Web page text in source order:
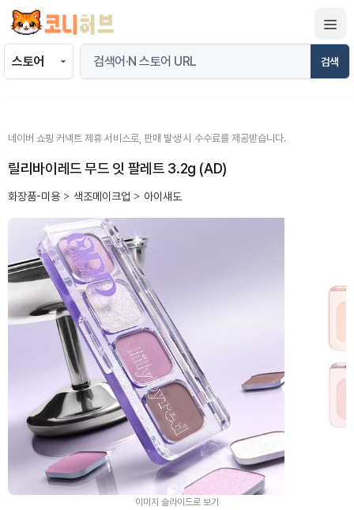
츠
검색
네이버 쇼핑 커넥트 제휴 서비스로, 판매 발생 시 수수료를 제공받습니다.
릴리바이레드 무드 잇 팔레트 3.2g (AD)
화장품-미용 > 색조메이크업 > 아이섀도
이미지 슬라이드로 보기